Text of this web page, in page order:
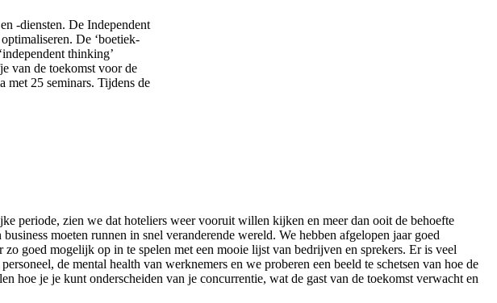
-diensten. De Independent
De ‘boetiek-
thinking’
van de toekomst voor de
met 25 seminars. Tijdens de
periode, zien we dat hoteliers weer vooruit willen kijken en meer dan ooit de behoefte
moeten runnen in snel veranderende wereld. We hebben afgelopen jaar goed
goed mogelijk op in te spelen met een mooie lijst van bedrijven en sprekers. Er is veel
de mental health van werknemers en we proberen een beeld te schetsen van hoe de
hoe je je kunt onderscheiden van je concurrentie, wat de gast van de toekomst verwacht en